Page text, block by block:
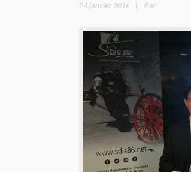
24 janvier 2016 Par